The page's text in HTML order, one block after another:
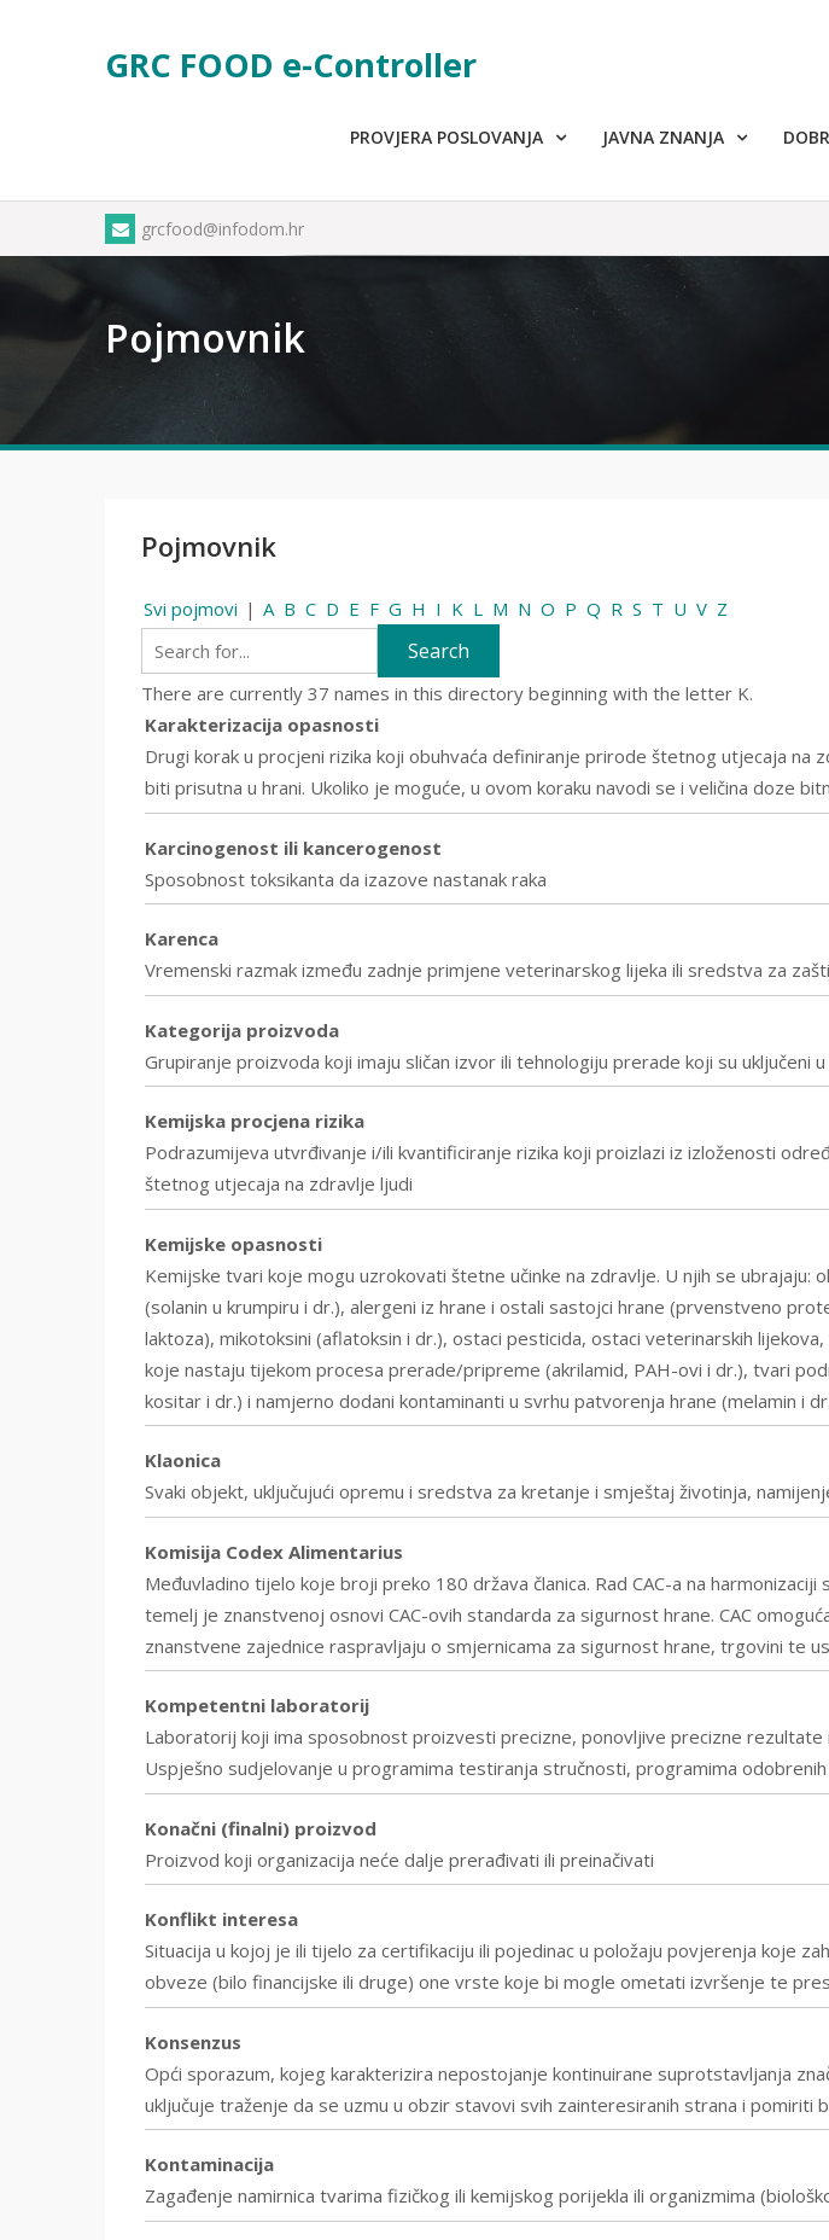
GRC FOOD e-Controller
PROVJERA POSLOVANJA JAVNA ZNANJA
grcfood@infodom.hr
Pojmovnik
Pojmovnik
Svi pojmovi | A B C D E F G H I K L M N O P Q R S T U V Z
There are currently 37 names in this directory beginning with the letter K.
Karakterizacija opasnosti
Drugi korak u procjeni rizika koji obuhvaća definiranje prirode štetnog utjecaja
biti prisutna u hrani. Ukoliko je moguće, u ovom koraku navodi se i veličina doze
Karcinogenost ili kancerogenost
Sposobnost toksikanta da izazove nastanak raka
Karenca
Vremenski razmak između zadnje primjene veterinarskog lijeka ili sredstva za
Kategorija proizvoda
Grupiranje proizvoda koji imaju sličan izvor ili tehnologiju prerade koji su uključeni
Kemijska procjena rizika
Podrazumijeva utvrđivanje i/ili kvantificiranje rizika koji proizlazi iz izloženosti
štetnog utjecaja na zdravlje ljudi
Kemijske opasnosti
Kemijske tvari koje mogu uzrokovati štetne učinke na zdravlje. U njih se
(solanin u krumpiru i dr.), alergeni iz hrane i ostali sastojci hrane (prvenstveno
laktoza), mikotoksini (aflatoksin i dr.), ostaci pesticida, ostaci veterinarskih
koje nastaju tijekom procesa prerade/pripreme (akrilamid, PAH-ovi i dr.), tvari
kositar i dr.) i namjerno dodani kontaminanti u svrhu patvorenja hrane (melamin i
Klaonica
Svaki objekt, uključujući opremu i sredstva za kretanje i smještaj životinja,
Komisija Codex Alimentarius
Međuvladino tijelo koje broji preko 180 država članica. Rad CAC-a na
temelj je znanstvenoj osnovi CAC-ovih standarda za sigurnost hrane. CAC
znanstvene zajednice raspravljaju o smjernicama za sigurnost hrane, trgovini te
Kompetentni laboratorij
Laboratorij koji ima sposobnost proizvesti precizne, ponovljive precizne
Uspješno sudjelovanje u programima testiranja stručnosti, programima
Konačni (finalni) proizvod
Proizvod koji organizacija neće dalje prerađivati ili preinačivati
Konflikt interesa
Situacija u kojoj je ili tijelo za certifikaciju ili pojedinac u položaju povjerenja koje
obveze (bilo financijske ili druge) one vrste koje bi mogle ometati izvršenje te
Konsenzus
Opći sporazum, kojeg karakterizira nepostojanje kontinuirane suprotstavljanja
uključuje traženje da se uzmu u obzir stavovi svih zainteresiranih strana i
Kontaminacija
Zagađenje namirnica tvarima fizičkog ili kemijskog porijekla ili organizmima